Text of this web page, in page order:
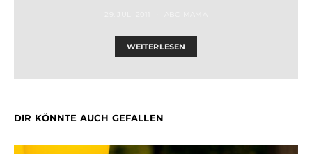
WEITERLESEN
DIR KÖNNTE AUCH GEFALLEN